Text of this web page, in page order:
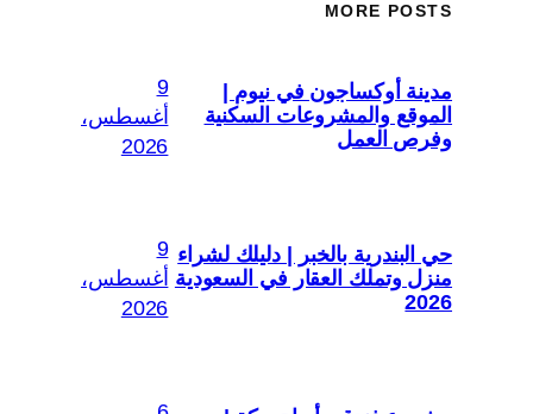
MORE POSTS
مدينة أوكساجون في نيوم |
الموقع والمشروعات السكنية
وفرص العمل
9
أغسطس،
2026
حي البندرية بالخبر | دليلك لشراء
منزل وتملك العقار في السعودية
2026
9
أغسطس،
2026